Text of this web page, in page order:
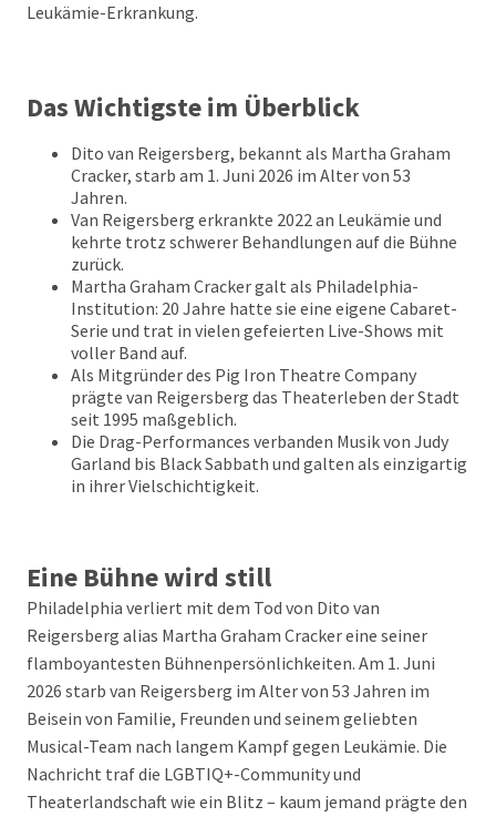
Leukämie-Erkrankung.
Das Wichtigste im Überblick
Dito van Reigersberg, bekannt als Martha Graham
Cracker, starb am 1. Juni 2026 im Alter von 53
Jahren.
Van Reigersberg erkrankte 2022 an Leukämie und
kehrte trotz schwerer Behandlungen auf die Bühne
zurück.
Martha Graham Cracker galt als Philadelphia-
Institution: 20 Jahre hatte sie eine eigene Cabaret-
Serie und trat in vielen gefeierten Live-Shows mit
voller Band auf.
Als Mitgründer des Pig Iron Theatre Company
prägte van Reigersberg das Theaterleben der Stadt
seit 1995 maßgeblich.
Die Drag-Performances verbanden Musik von Judy
Garland bis Black Sabbath und galten als einzigartig
in ihrer Vielschichtigkeit.
Eine Bühne wird still
Philadelphia verliert mit dem Tod von Dito van
Reigersberg alias Martha Graham Cracker eine seiner
flamboyantesten Bühnenpersönlichkeiten. Am 1. Juni
2026 starb van Reigersberg im Alter von 53 Jahren im
Beisein von Familie, Freunden und seinem geliebten
Musical-Team nach langem Kampf gegen Leukämie. Die
Nachricht traf die LGBTIQ+-Community und
Theaterlandschaft wie ein Blitz – kaum jemand prägte den